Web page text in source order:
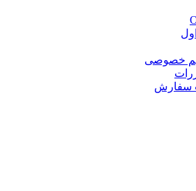
خصوصی
سفارش